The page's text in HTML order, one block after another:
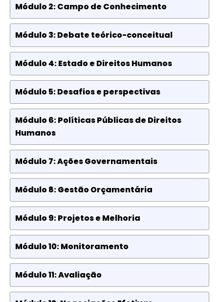
Módulo 2: Campo de Conhecimento
Módulo 3: Debate teórico-conceitual
Módulo 4: Estado e Direitos Humanos
Módulo 5: Desafios e perspectivas
Módulo 6: Políticas Públicas de Direitos
Humanos
Módulo 7: Ações Governamentais
Módulo 8: Gestão Orçamentária
Módulo 9: Projetos e Melhoria
Módulo 10: Monitoramento
Módulo 11: Avaliação